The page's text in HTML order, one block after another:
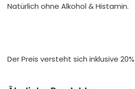
Natürlich ohne Alkohol & Histamin.
Der Preis versteht sich inklusive